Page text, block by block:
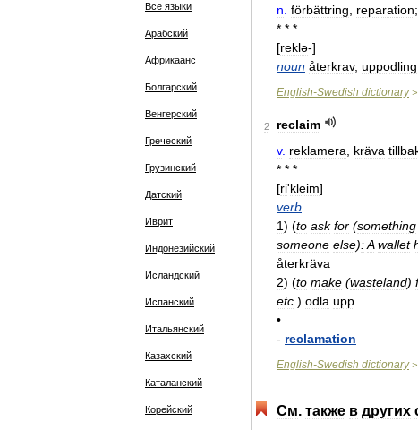
Все языки
Арабский
Африкаанс
Болгарский
Венгерский
Греческий
Грузинский
Датский
Иврит
Индонезийский
Исландский
Испанский
Итальянский
Казахский
Каталанский
Корейский
n förbättring reparation;
* * *
[reklə-]
noun återkrav, uppodling
English-Swedish dictionary>
2
reclaim
v. reklamera kräva
* * *
[ri'kleim]
verb
1) (to ask for (something
someone else):A wallet
återkräva
2) (to make (wasteland)
etc ) odla upp
•
- reclamation
English-Swedish dictionary>
См. также в других